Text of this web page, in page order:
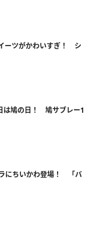
ーツがかわいすぎ！ シ
は鳩の日！ 鳩サブレー1
にちいかわ登場！ 「バ